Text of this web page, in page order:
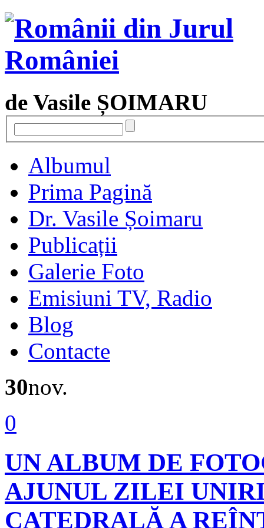
de Vasile ȘOIMARU
Albumul
Prima Pagină
Dr. Vasile Șoimaru
Publicații
Galerie Foto
Emisiuni TV, Radio
Blog
Contacte
30nov.
0
UN ALBUM DE
AJUNUL ZILEI
CATEDRALĂ A